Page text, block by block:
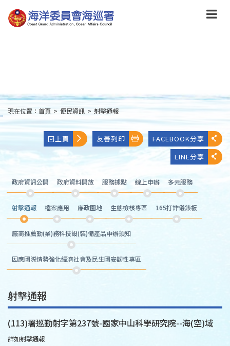
到
主
:::
現在位置： 首頁 > 便民資訊 > 射擊通報
回上頁 友善列印
FACEBOOK分享
LINE分享
政府資訊公開 政府資料開放 服務據點 線上申辦 多元服務
射擊通報 檔案應用 廉政園地 生態檢核專區 165打詐儀錶板
廠商推薦勤(業)務科技設(裝)備產品申辦須知
因應國際情勢強化經濟社會及民生國安韌性專區
射擊通報
(113)署巡勤射字第237號-國家中山科學研究院--海(空)域
詳如射擊通報